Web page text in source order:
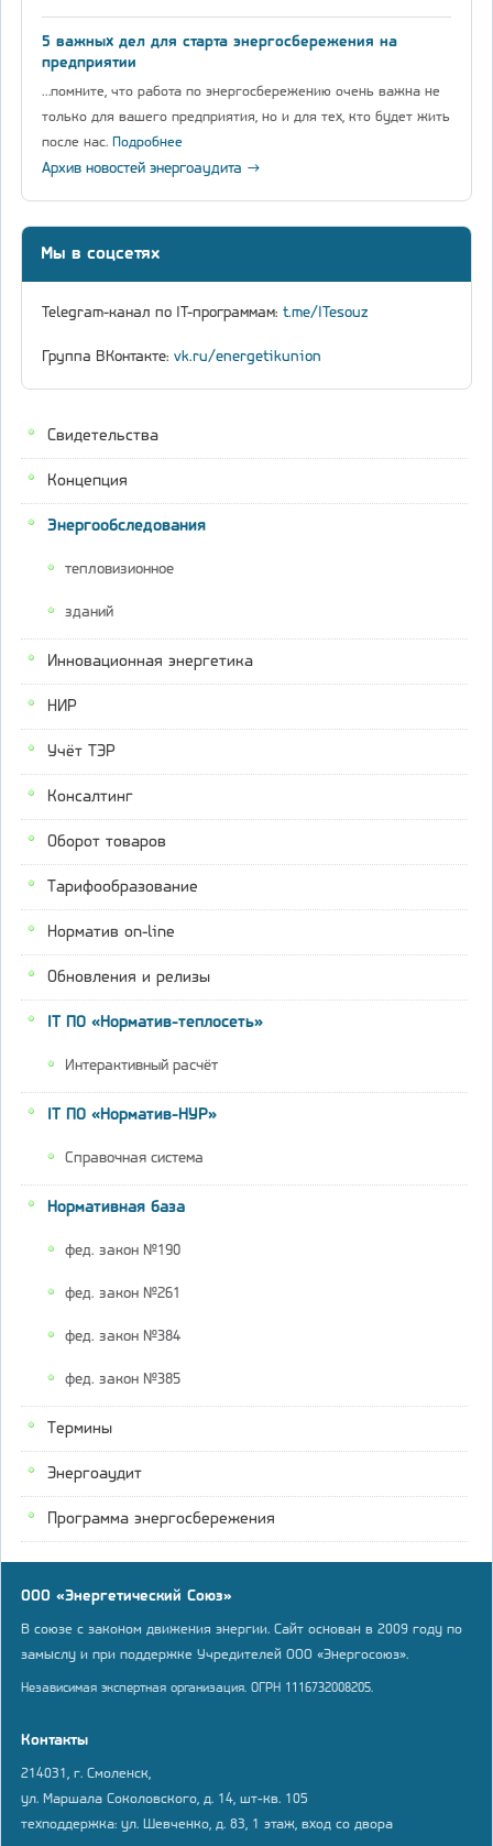
Свидетельства
Концепция
Энергообследования
тепловизионное
зданий
Инновационная энергетика
НИР
Учёт ТЭР
Консалтинг
Оборот товаров
Тарифообразование
Норматив on-line
Обновления и релизы
IT ПО «Норматив-теплосеть»
Интерактивный расчёт
IT ПО «Норматив-НУР»
Справочная система
Нормативная база
фед. закон №190
фед. закон №261
фед. закон №384
фед. закон №385
Термины
Энергоаудит
Программа энергосбережения
5 важных дел для старта энергосбережения на
предприятии
…помните, что работа по энергосбережению очень важна не
только для вашего предприятия, но и для тех, кто будет жить
после нас. Подробнее
Архив новостей энергоаудита →
Мы в соцсетях
Telegram-канал по IT-программам: t.me/ITesouz
Группа ВКонтакте: vk.ru/energetikunion
ООО «Энергетический Союз»
В союзе с законом движения энергии. Сайт основан в 2009 году по
замыслу и при поддержке Учредителей ООО «Энергосоюз».
Независимая экспертная организация. ОГРН 1116732008205.
Контакты
214031, г. Смоленск,
ул. Маршала Соколовского, д. 14, шт-кв. 105
техподдержка: ул. Шевченко, д. 83, 1 этаж, вход со двора